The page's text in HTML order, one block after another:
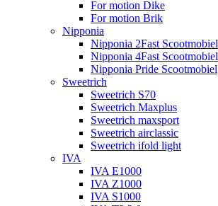
For motion Dike
For motion Brik
Nipponia
Nipponia 2Fast Scootmobiel
Nipponia 4Fast Scootmobiel
Nipponia Pride Scootmobiel
Sweetrich
Sweetrich S70
Sweetrich Maxplus
Sweetrich maxsport
Sweetrich airclassic
Sweetrich ifold light
IVA
IVA E1000
IVA Z1000
IVA S1000